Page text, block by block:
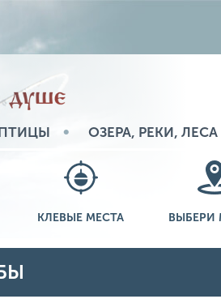
ОЗЕРА, РЕКИ, ЛЕСА
КЛЕВЫЕ МЕСТА ВЫБЕРИ